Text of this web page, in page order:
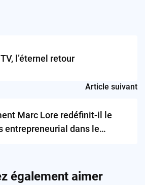
l’éternel retour
Article suivant
Marc Lore redéfinit-il le
entrepreneurial dans le
également aimer